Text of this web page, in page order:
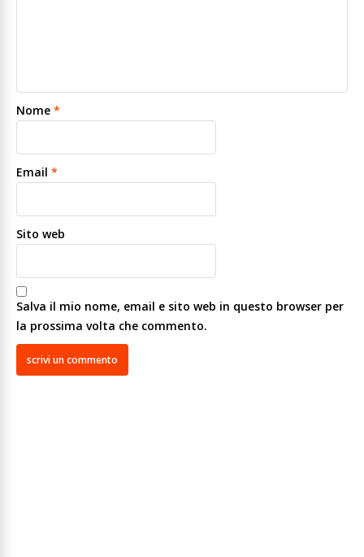
Nome *
Email *
Sito web
Salva il mio nome, email e sito web in questo browser per
la prossima volta che commento.